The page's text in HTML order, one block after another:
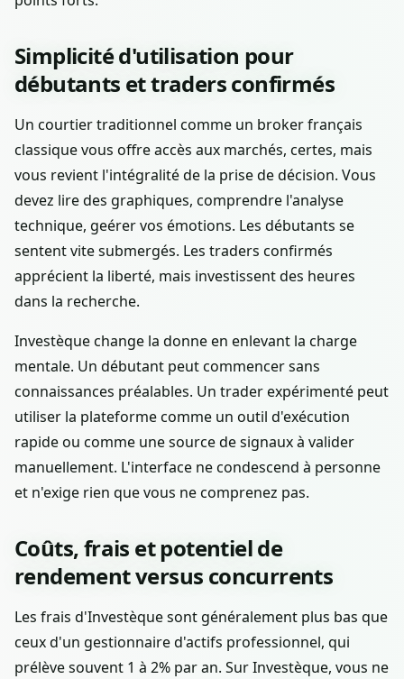
Simplicité d'utilisation pour
débutants et traders confirmés
Un courtier traditionnel comme un broker français
classique vous offre accès aux marchés, certes, mais
vous revient l'intégralité de la prise de décision. Vous
devez lire des graphiques, comprendre l'analyse
technique, geérer vos émotions. Les débutants se
sentent vite submergés. Les traders confirmés
apprécient la liberté, mais investissent des heures
dans la recherche.
Investèque change la donne en enlevant la charge
mentale. Un débutant peut commencer sans
connaissances préalables. Un trader expérimenté peut
utiliser la plateforme comme un outil d'exécution
rapide ou comme une source de signaux à valider
manuellement. L'interface ne condescend à personne
et n'exige rien que vous ne comprenez pas.
Coûts, frais et potentiel de
rendement versus concurrents
Les frais d'Investèque sont généralement plus bas que
ceux d'un gestionnaire d'actifs professionnel, qui
prélève souvent 1 à 2% par an. Sur Investèque, vous ne